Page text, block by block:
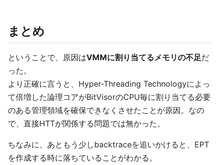
まとめ
ということで、原因はVMMに割り当てるメモリの不足だ
った。
より正確に言うと、Hyper-Threading Technologyによっ
て倍増した論理コアがBitVisorのCPU毎に割り当てる必要
のある管理領域を確保できなくさせたことが原因。なの
で、直接HTTが関係する問題では無かった。
ちなみに、あともう少しbacktraceを追いかけると、EPT
を作成する時に落ちていることがわかる。